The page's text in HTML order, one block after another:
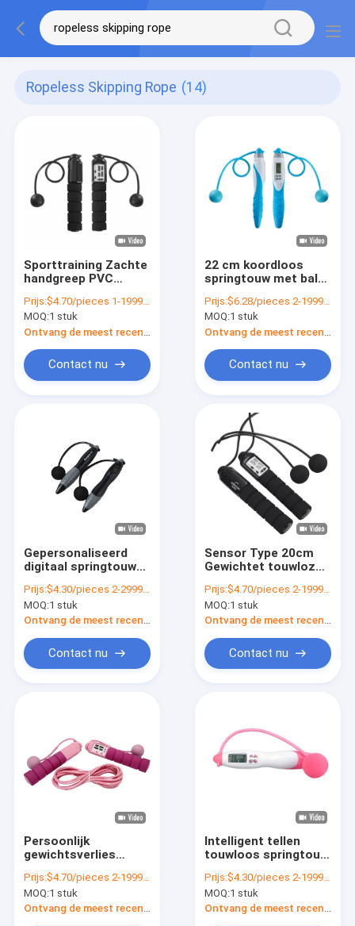
Ropeless Skipping Rope (14)
Sporttraining Zachte
handgreep PVC
Oefening Springtouw
Prijs:$4.70/pieces 1-1999 pieces
MOQ:1 stuk
Contact nu
22 cm koordloos
springtouw met bal
volwassenen
Prijs:$6.28/pieces 2-1999 pieces
MOQ:1 stuk
Contact nu
Gepersonaliseerd
digitaal springtouw
LCD display 175mm
Prijs:$4.30/pieces 2-2999 pieces
MOQ:1 stuk
Contact nu
Sensor Type 20cm
Gewichtet touwloze
commerciële scène
Prijs:$4.70/pieces 2-1999 pieces
MOQ:1 stuk
Contact nu
Persoonlijk
gewichtsverlies
snelheidstouw met
kogellagers
Prijs:$4.70/pieces 2-1999 pieces
MOQ:1 stuk
Ontvang de meest recente Prijs
Intelligent tellen
touwloos springtouw
festival cadeautjes
Prijs:$4.30/pieces 2-1999 pieces
MOQ:1 stuk
Ontvang de meest recente Prijs